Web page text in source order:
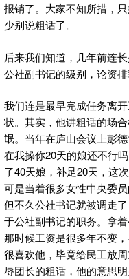
报销了。大家不知所措，
少别说粗话了。
后来我们知道，几年前连
公社副书记的级别，论资
我们连是最早完成任务离
状。其实，他讲粗话的场
氓。当年在庐山会议上彭
在我操你20天的娘还不行
了40天娘，补足20天，这
可是当着很多女性中央委
但不久公社书记就被调走
于公社副书记的职务。拿
那时候工资是很多年不变
很喜欢他，毕竟给民工放
辱团长的粗话，他的意思